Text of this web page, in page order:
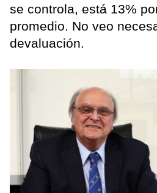
se controla, está 13%
promedio. No veo
devaluación.